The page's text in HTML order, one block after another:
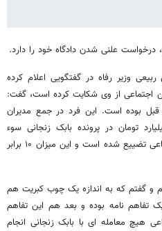
درخواست علنی شدن دادگاه خود را دارد.
وزیر رفاه در گفتگویی اعلام کرده
اجتماعی از وی شکایت کرده است، گفت:
در گذشته و حدود ۶ ماه قبل بوده است. این فرد در جمع مدیران
گفته بود ۳۰ هزار میلیارد تومان در پرونده بابک زنجانی سوء
استفاده مالی شده و اموال تامین اجتماعی تضییع شده است و این میزان ۱۰ برابر
گفتم که به اندازه یک چوب کبریت هم
تفاهم نامه بوده و بعد هم این تفاهم
هیچ معامله ای با بابک زنجانی انجام